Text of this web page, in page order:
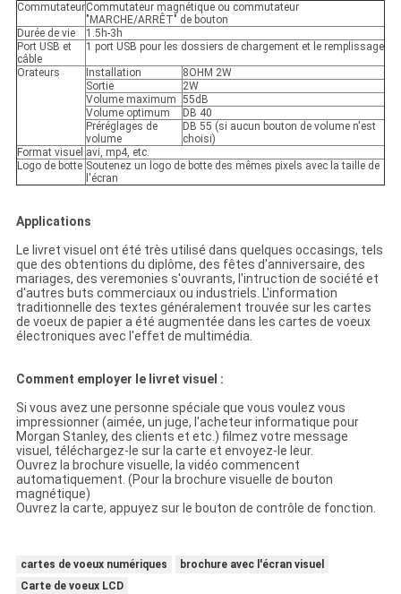
CommutateurCommutateur magnétique ou commutateur
"MARCHE/ARRÊT" de bouton
Durée de vie
1.5h-3h
Port USB et
câble
1 port USB pour les dossiers de chargement et le remplissage
Orateurs Installation
8OHM 2W
Sortie
2W
Volume maximum 55dB
Volume optimum
DB 40
Préréglages de
volume
DB 55 (si aucun bouton de volume n'est
choisi)
Format visuel avi, mp4, etc.
Logo de botte Soutenez un logo de botte des mêmes pixels avec la taille de
l'écran
Applications
Le livret visuel ont été très utilisé dans quelques occasings, tels
que des obtentions du diplôme, des fêtes d'anniversaire, des
mariages, des veremonies s'ouvrants, l'intruction de société et
d'autres buts commerciaux ou industriels. L'information
traditionnelle des textes généralement trouvée sur les cartes
de voeux de papier a été augmentée dans les cartes de voeux
électroniques avec l'effet de multimédia.
Comment employer le livret visuel :
Si vous avez une personne spéciale que vous voulez vous
impressionner (aimée, un juge, l'acheteur informatique pour
Morgan Stanley, des clients et etc.) filmez votre message
visuel, téléchargez-le sur la carte et envoyez-le leur.
Ouvrez la brochure visuelle, la vidéo commencent
automatiquement. (Pour la brochure visuelle de bouton
magnétique)
Ouvrez la carte, appuyez sur le bouton de contrôle de fonction.
cartes de voeux numériques
brochure avec l'écran visuel
Carte de voeux LCD